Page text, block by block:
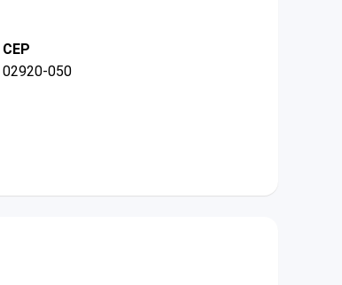
CEP
02920-050